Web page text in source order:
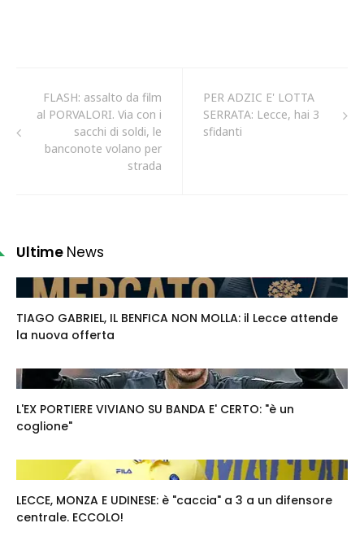
FLASH: assalto da film
al PORVALORI. Via con i
sacchi di soldi, le
banconote volano per
strada
PER ADZIC E' LOTTA
SERRATA: Lecce, hai 3
sfidanti
Ultime News
TIAGO GABRIEL, IL BENFICA NON MOLLA: il Lecce attende
la nuova offerta
L'EX PORTIERE VIVIANO SU BANDA E' CERTO: "è un
coglione"
LECCE, MONZA E UDINESE: è "caccia" a 3 a un difensore
centrale. ECCOLO!